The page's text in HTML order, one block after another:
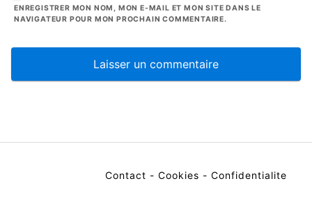
ENREGISTRER MON NOM, MON E-MAIL ET MON SITE DANS LE
NAVIGATEUR POUR MON PROCHAIN COMMENTAIRE.
Contact - Cookies - Confidentialite